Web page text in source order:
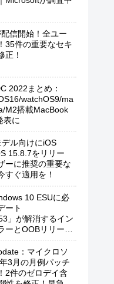
信開始！全ユー
35件の重要なセキ
正！
2022まとめ：
watchOS9/ma
M2搭載MacBook
表に
ル向けにiOS
15.8.7をリリー
ーに推奨の重要な
すぐ適用を！
10 ESUに必
ート
」が解消するイン
ーとOOBリリース
：マイクロソ
3月の月例パッチ
2件のゼロデイ含